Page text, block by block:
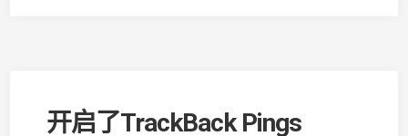
开启了TrackBack Pings